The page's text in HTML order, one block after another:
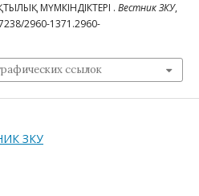
МҮМКІНДІКТЕРІ . Вестник ЗКУ,
2960-1371.2960-
ссылок
ЗКУ